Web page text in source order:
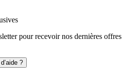
pour recevoir nos dernières offres
?